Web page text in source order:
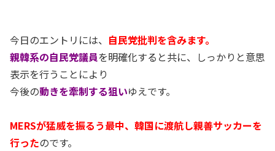
今日のエントリには、 自民党批判を含みます。
親韓系の自民党議員を明確化すると共に、しっかりと意思
表示を行うことにより
今後の動きを牽制する狙いゆえです。
MERSが猛威を振るう最中、韓国に渡航し親善サッカーを
行ったのです。